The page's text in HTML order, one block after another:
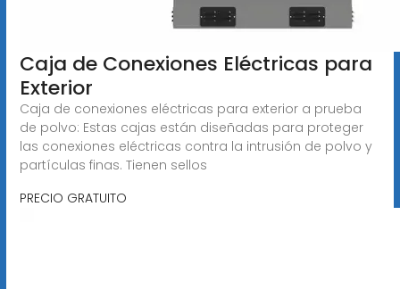
Caja de Conexiones Eléctricas para
Exterior
Caja de conexiones eléctricas para exterior a prueba
de polvo: Estas cajas están diseñadas para proteger
las conexiones eléctricas contra la intrusión de polvo y
partículas finas. Tienen sellos
PRECIO GRATUITO